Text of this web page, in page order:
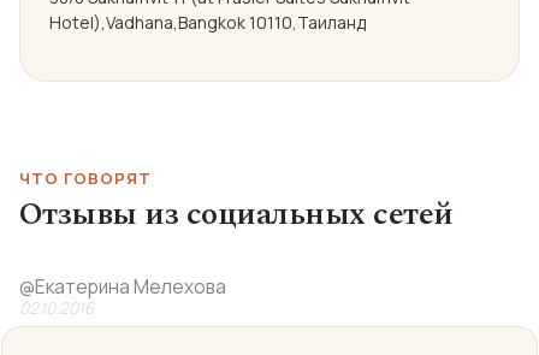
Hotel),Vadhana,Bangkok 10110,Таиланд
ЧТО ГОВОРЯТ
Отзывы из социальных сетей
@Екатерина Мелехова
02.10.2016